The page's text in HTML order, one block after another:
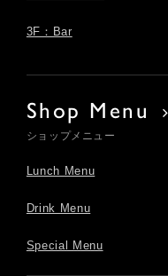
3F：Bar
Shop Menu
ショップメニュー
Lunch Menu
Drink Menu
Special Menu